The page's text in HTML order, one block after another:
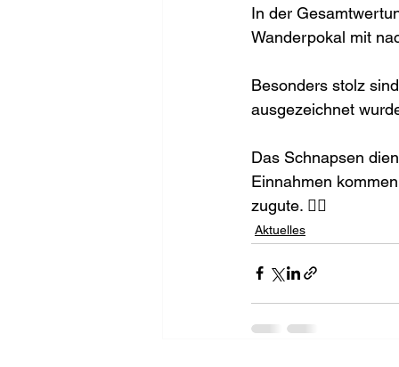
In der
Wanderpokal mit
Besonders stolz
ausgezeichnet
Das Schnapsen
Einnahmen
zugute. ❤️‍🔥
Aktuelles